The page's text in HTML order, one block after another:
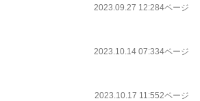
2023.09.27 12:284ページ
2023.10.14 07:334ページ
2023.10.17 11:552ページ